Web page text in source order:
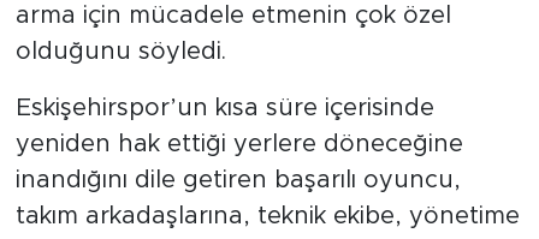
arma için mücadele etmenin çok özel
olduğunu söyledi.
Eskişehirspor’un kısa süre içerisinde
yeniden hak ettiği yerlere döneceğine
inandığını dile getiren başarılı oyuncu,
takım arkadaşlarına, teknik ekibe, yönetime